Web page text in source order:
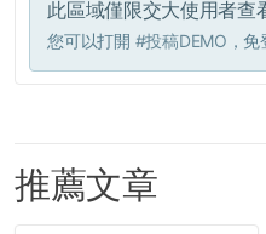
此區域僅限交大使用者查
您可以打開 #投稿DEMO ，
推薦文章